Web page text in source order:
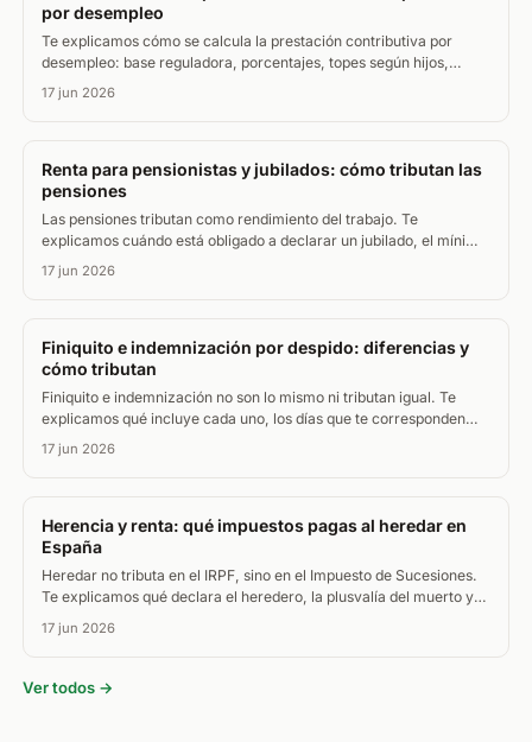
por desempleo
Te explicamos cómo se calcula la prestación contributiva por
desempleo: base reguladora, porcentajes, topes según hijos,
cuánto dura el paro y si tributa en el IRPF.
17 jun 2026
Renta para pensionistas y jubilados: cómo tributan las
pensiones
Las pensiones tributan como rendimiento del trabajo. Te
explicamos cuándo está obligado a declarar un jubilado, el mínimo
por edad y las deducciones que más ahorran.
17 jun 2026
Finiquito e indemnización por despido: diferencias y
cómo tributan
Finiquito e indemnización no son lo mismo ni tributan igual. Te
explicamos qué incluye cada uno, los días que te corresponden
por despido y qué parte paga IRPF.
17 jun 2026
Herencia y renta: qué impuestos pagas al heredar en
España
Heredar no tributa en el IRPF, sino en el Impuesto de Sucesiones.
Te explicamos qué declara el heredero, la plusvalía del muerto y
cómo tributa vender lo heredado.
17 jun 2026
Ver todos →